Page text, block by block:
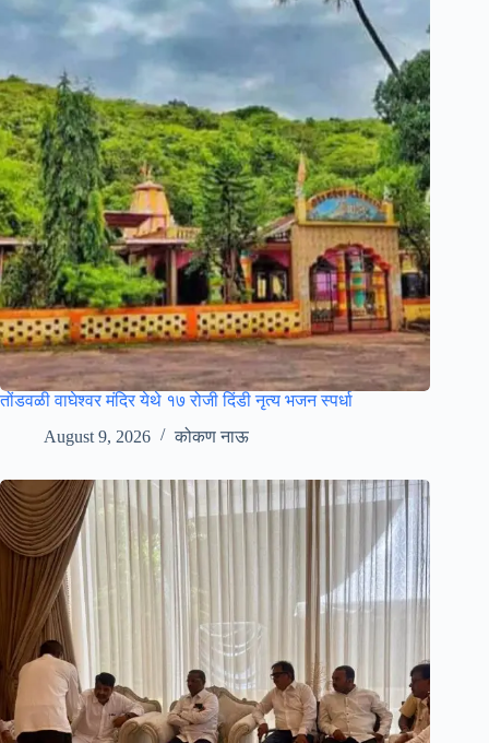
तोंडवळी वाघेश्वर मंदिर येथे १७ रोजी दिंडी नृत्य भजन स्पर्धा
August 9, 2026
कोकण नाऊ